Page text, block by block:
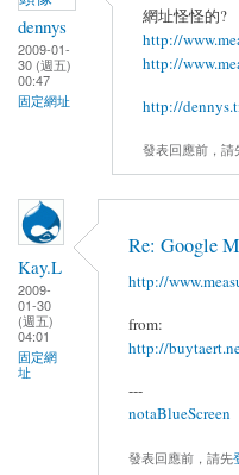
dennys
2009-01-
30 (週五)
00:47
固定網址
網址怪怪的?
http://
http://
http://
發表回應前，請
Kay.L
2009-
01-30
(週五)
04:01
固定網
址
Re: Google
http://
from:
http://
---
notaBlueScreen
發表回應前，請先